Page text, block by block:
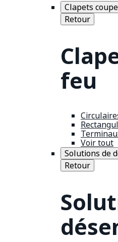
Clapets
Retour
feu
Voir tout
Solutions de
Retour